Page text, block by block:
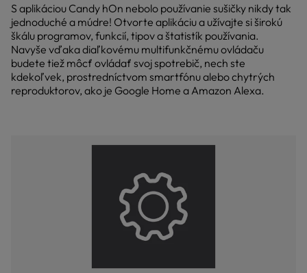
S aplikáciou Candy hOn nebolo používanie sušičky nikdy tak
jednoduché a múdre! Otvorte aplikáciu a užívajte si širokú
škálu programov, funkcií, tipov a štatistík používania.
Navyše vďaka diaľkovému multifunkčnému ovládaču
budete tiež môcť ovládať svoj spotrebič, nech ste
kdekoľvek, prostredníctvom smartfónu alebo chytrých
reproduktorov, ako je Google Home a Amazon Alexa.